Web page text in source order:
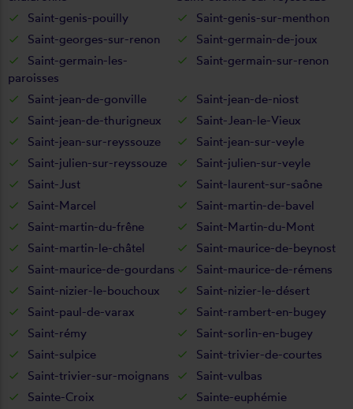
Saint-genis-pouilly
Saint-genis-sur-menthon
Saint-georges-sur-renon
Saint-germain-de-joux
Saint-germain-les-
paroisses
Saint-germain-sur-renon
Saint-jean-de-gonville
Saint-jean-de-niost
Saint-jean-de-thurigneux
Saint-Jean-le-Vieux
Saint-jean-sur-reyssouze
Saint-jean-sur-veyle
Saint-julien-sur-reyssouze
Saint-julien-sur-veyle
Saint-Just
Saint-laurent-sur-saône
Saint-Marcel
Saint-martin-de-bavel
Saint-martin-du-frêne
Saint-Martin-du-Mont
Saint-martin-le-châtel
Saint-maurice-de-beynost
Saint-maurice-de-gourdans
Saint-maurice-de-rémens
Saint-nizier-le-bouchoux
Saint-nizier-le-désert
Saint-paul-de-varax
Saint-rambert-en-bugey
Saint-rémy
Saint-sorlin-en-bugey
Saint-sulpice
Saint-trivier-de-courtes
Saint-trivier-sur-moignans
Saint-vulbas
Sainte-Croix
Sainte-euphémie